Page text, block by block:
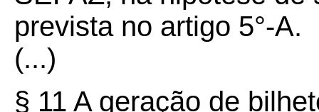
prevista no artigo 5°-A.
(...)
§ 11 A geração de